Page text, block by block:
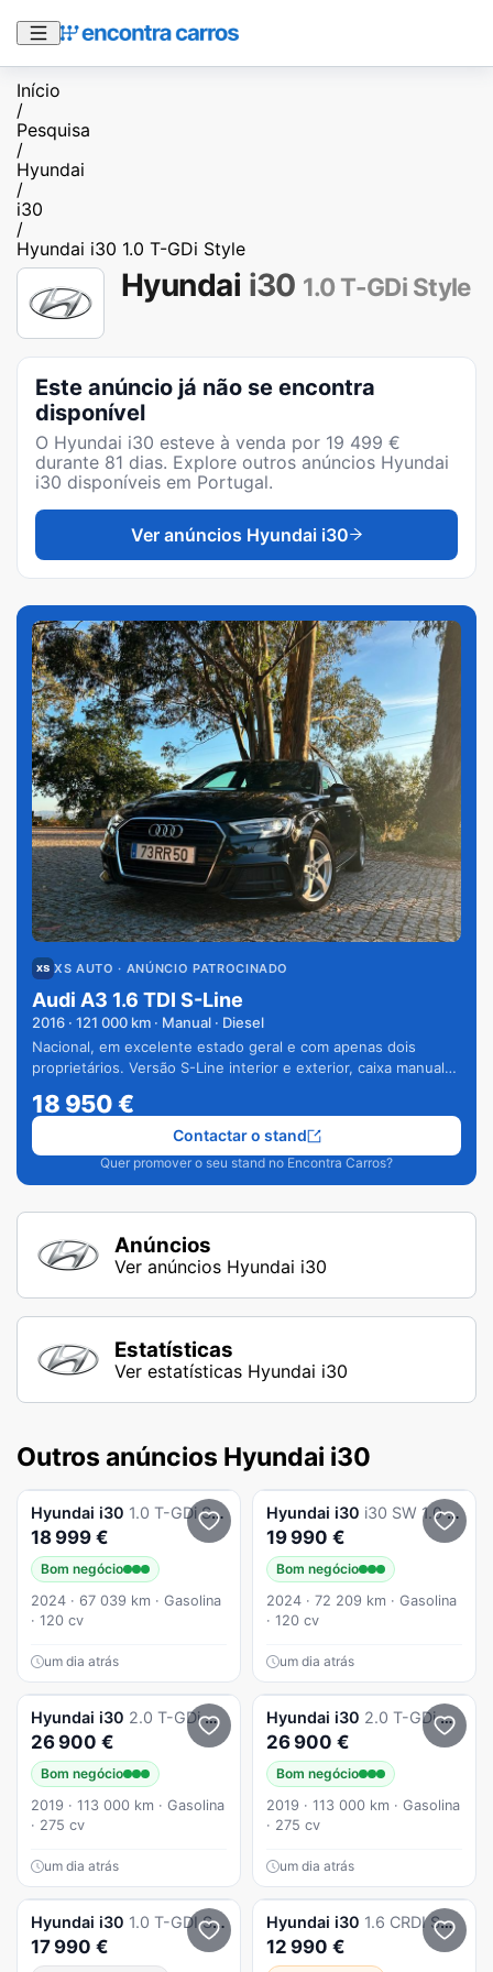
Início
/
Pesquisa
/
Hyundai
/
i30
/
Hyundai i30 1.0 T-GDi Style
Hyundai i30 1.0 T-GDi Style
Este anúncio já não se encontra
disponível
O Hyundai i30 esteve à venda por 19 499 €
durante 81 dias. Explore outros anúncios Hyundai
i30 disponíveis em Portugal.
Ver anúncios Hyundai i30
XS AUTO · ANÚNCIO PATROCINADO
Audi A3 1.6 TDI S-Line
2016 · 121 000 km · Manual · Diesel
Nacional, em excelente estado geral e com apenas dois
proprietários. Versão S-Line interior e exterior, caixa manual
18 950€
Quer promover o seu stand no Encontra Carros?
Contactar o stand
Anúncios
Ver anúncios Hyundai i30
Estatísticas
Ver estatísticas Hyundai i30
Outros anúncios Hyundai i30
Hyundai i30 1.0 T-GDi Style Plus
18 999 €
Bom negócio
2024 · 67 039 km · Gasolina
· 120 cv
um dia atrás
Hyundai i30 i30 SW 1.0 T-GDi Style Plus
19 990 €
Bom negócio
2024 · 72 209 km · Gasolina
· 120 cv
um dia atrás
Hyundai i30 2.0 T-GDi Pack Performance
26 900 €
Bom negócio
2019 · 113 000 km · Gasolina
· 275 cv
um dia atrás
Hyundai i30 2.0 T-GDi Pack Performance
26 900 €
Bom negócio
2019 · 113 000 km · Gasolina
· 275 cv
um dia atrás
Hyundai i30 1.0 T-GDI Style Plus
17 990 €
Hyundai i30 1.6 CRDI SW Style
12 990 €